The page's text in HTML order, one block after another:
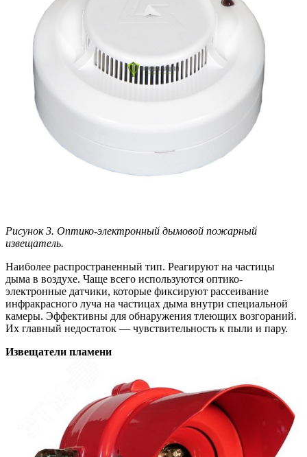
Рисунок 3. Оптико-электронный дымовой пожарный
извещатель.
Наиболее распространенный тип. Реагируют на частицы
дыма в воздухе. Чаще всего используются оптико-
электронные датчики, которые фиксируют рассеивание
инфракрасного луча на частицах дыма внутри специальной
камеры. Эффективны для обнаружения тлеющих возгораний.
Их главный недостаток — чувствительность к пыли и пару.
Извещатели пламени